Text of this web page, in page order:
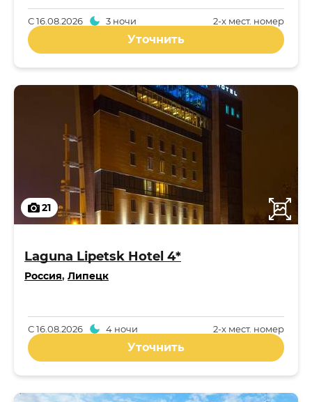
2-x мест. номер
С16.08.2026 3 ночи
Уточнить
21
Laguna Lipetsk Hotel 4*
Россия, Липецк
2-x мест. номер
С16.08.2026 4 ночи
Уточнить